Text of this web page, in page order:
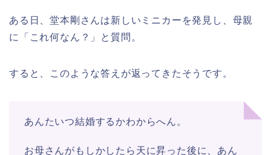
ある日、堂本剛さんは新しいミニカーを発見し、母親
に「これ何なん？」と質問。
すると、このような答えが返ってきたそうです。
あんたいつ結婚するかわからへん。
お母さんがもしかしたら天に昇った後に、あん